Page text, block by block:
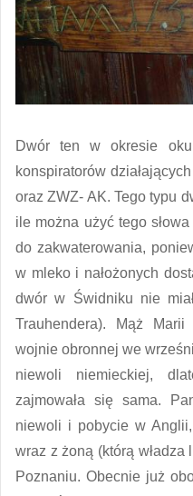
Dwór ten w okresie
konspiratorów
oraz ZWZ- AK. Tego typu
ile można użyć tego
do zakwaterowania,
w mleko i nałożonych
dwór w Świdniku nie
Trauhendera). Mąż Marii
wojnie obronnej we
niewoli niemieckiej,
zajmowała się sama.
niewoli i pobycie w
wraz z żoną (którą władza
Poznaniu. Obecnie już